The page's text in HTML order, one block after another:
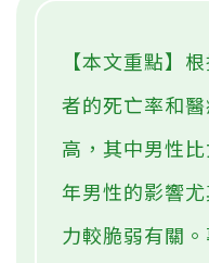
【本文重點】
者的死亡率和
高，其中男性
年男性的影響
力較脆弱有關